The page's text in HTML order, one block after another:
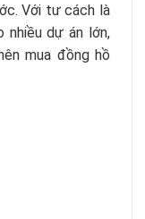
Với tư cách là
dự án lớn,
mua đồng hồ